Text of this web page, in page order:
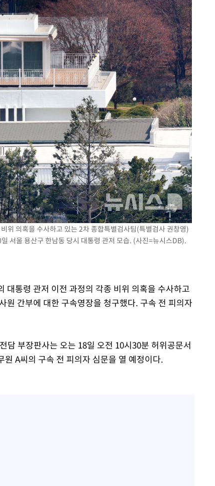
음
죄
위 의혹을 수사하고 있는 2차 종합특별검사팀(특별검사 권창영)
서울 용산구 한남동 당시 대통령 관저 모습. (사진=뉴시스DB).
대통령 관저 이전 과정의 각종 비위 의혹을 수사하고
원 간부에 대한 구속영장을 청구했다. 구속 전 피의자
담 부장판사는 오는 18일 오전 10시30분 허위공문서
A씨의 구속 전 피의자 심문을 열 예정이다.